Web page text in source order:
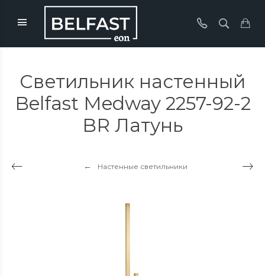
Светильник настенный
Belfast Medway 2257-92-2
BR Латунь
Настенные светильники